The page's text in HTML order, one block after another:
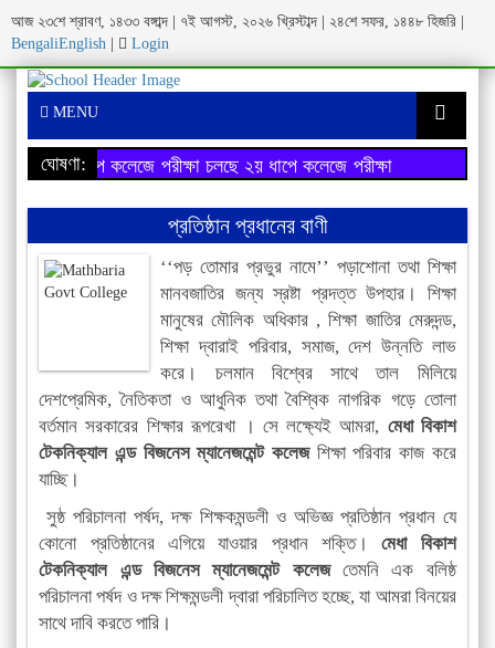
আজ ২৩শে শ্রাবণ, ১৪৩৩ বঙ্গাব্দ | ৭ই আগস্ট, ২০২৬ খ্রিস্টাব্দ | ২৪শে সফর, ১৪৪৮ হিজরি |
BengaliEnglish Login
MENU
ঘোষণা: ২য় ধাপে কলেজে পরীক্ষা চলছে
২য় ধাপে কলেজে পরীক্ষা চলছে
প্রতিষ্ঠান প্রধানের বাণী
‘‘পড় তোমার প্রভুর নামে’’ পড়াশোনা তথা শিক্ষা
মানবজাতির জন্য স্রষ্টা প্রদত্ত উপহার। শিক্ষা
মানুষের মৌলিক অধিকার , শিক্ষা জাতির মেরুদন্ড,
শিক্ষা দ্বারাই পরিবার, সমাজ, দেশ উন্নতি লাভ
করে। চলমান বিশ্বের সাথে তাল মিলিয়ে
দেশপ্রেমিক, নৈতিকতা ও আধুনিক তথা বৈশ্বিক নাগরিক গড়ে তোলা
বর্তমান সরকারের শিক্ষার রূপরেখা । সে লক্ষ্যেই আমরা, মেধা বিকাশ
টেকনিক্যাল এন্ড বিজনেস ম্যানেজমেন্ট কলেজশিক্ষা পরিবার কাজ করে
যাচ্ছি।
সুষ্ঠ পরিচালনা পর্ষদ, দক্ষ শিক্ষকমন্ডলী ও অভিজ্ঞ প্রতিষ্ঠান প্রধান যে
কোনো প্রতিষ্ঠানের এগিয়ে যাওয়ার প্রধান শক্তি।মেধা বিকাশ
টেকনিক্যাল এন্ড বিজনেস ম্যানেজমেন্ট কলেজতেমনি এক বলিষ্ঠ
পরিচালনা পর্ষদ ও দক্ষ শিক্ষমন্ডলী দ্বারা পরিচালিত হচ্ছে, যা আমরা বিনয়ের
সাথে দাবি করতে পারি।